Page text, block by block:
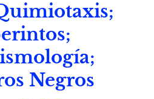
Negros